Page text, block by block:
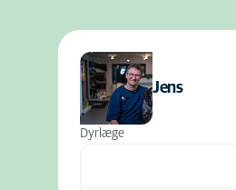
Jens
Dyrlæge